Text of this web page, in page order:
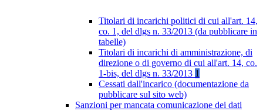
Titolari di incarichi politici di cui all'art. 14,
co. 1, del dlgs n. 33/2013 (da pubblicare in
tabelle)
Titolari di incarichi di amministrazione, di
direzione o di governo di cui all'art. 14, co.
1-bis, del dlgs n. 33/2013 1
Cessati dall'incarico (documentazione da
pubblicare sul sito web)
Sanzioni per mancata comunicazione dei dati